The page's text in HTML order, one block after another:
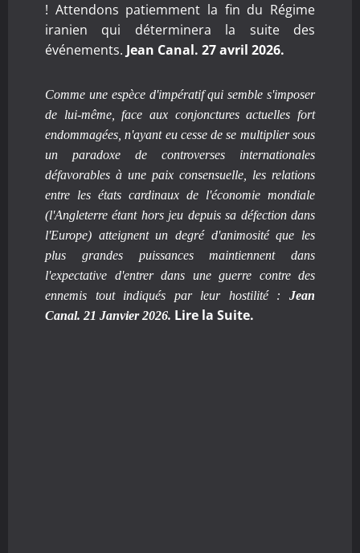
! Attendons patiemment la fin du Régime
iranien qui déterminera la suite des
événements. Jean Canal. 27 avril 2026.
Comme une espèce d'impératif qui semble s'imposer
de lui-même, face aux conjonctures actuelles fort
endommagées, n'ayant eu cesse de se multiplier sous
un paradoxe de controverses internationales
défavorables à une paix consensuelle, les relations
entre les états cardinaux de l'économie mondiale
(l'Angleterre étant hors jeu depuis sa défection dans
l'Europe) atteignent un degré d'animosité que les
plus grandes puissances maintiennent dans
l'expectative d'entrer dans une guerre contre des
ennemis tout indiqués par leur hostilité : Jean
Canal. 21 Janvier 2026. Lire la Suite.